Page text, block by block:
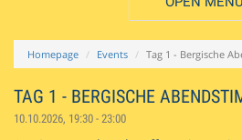
Homepage Events Tag 1 - Bergische
TAG 1 - BERGISCHE
10.10.2026, 19:30 - 23:00